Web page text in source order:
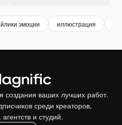
эмоции иллюстрация
создания ваших лучших работ.
среди креаторов,
и студий.